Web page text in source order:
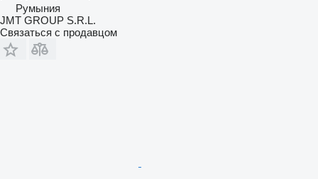
Румыния
JMT GROUP S.R.L.
Связаться с продавцом